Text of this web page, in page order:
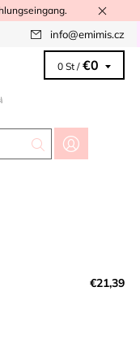
info@emimis.cz
0 St / €0
€21,39